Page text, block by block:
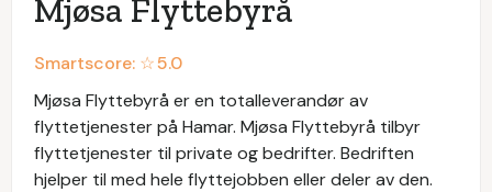
Mjøsa Flyttebyrå
Smartscore: ☆5.0
Mjøsa Flyttebyrå er en totalleverandør av
flyttetjenester på Hamar. Mjøsa Flyttebyrå tilbyr
flyttetjenester til private og bedrifter. Bedriften
hjelper til med hele flyttejobben eller deler av den.